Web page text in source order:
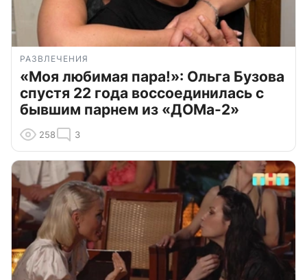
РАЗВЛЕЧЕНИЯ
«Моя любимая пара!»: Ольга Бузова
спустя 22 года воссоединилась с
бывшим парнем из «ДОМа-2»
258 3